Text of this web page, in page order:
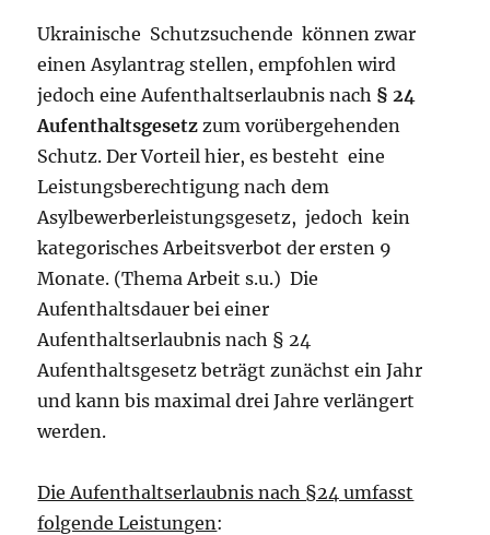
Ukrainische Schutzsuchende können zwar
einen Asylantrag stellen, empfohlen wird
jedoch eine Aufenthaltserlaubnis nach § 24
Aufenthaltsgesetz zum vorübergehenden
Schutz. Der Vorteil hier, es besteht eine
Leistungsberechtigung nach dem
Asylbewerberleistungsgesetz, jedoch kein
kategorisches Arbeitsverbot der ersten 9
Monate. (Thema Arbeit s.u.) Die
Aufenthaltsdauer bei einer
Aufenthaltserlaubnis nach § 24
Aufenthaltsgesetz beträgt zunächst ein Jahr
und kann bis maximal drei Jahre verlängert
werden.
Die Aufenthaltserlaubnis nach §24 umfasst
folgende Leistungen: